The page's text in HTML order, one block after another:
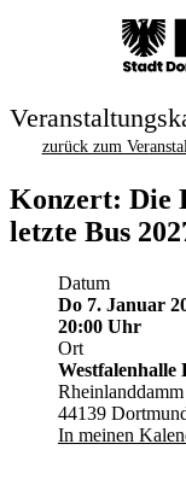
zurück zum
Konzert: Die
letzte Bus
Datum
Do 7. Januar
20:00 Uhr
Ort
Westfalenhalle
44139
In meinen